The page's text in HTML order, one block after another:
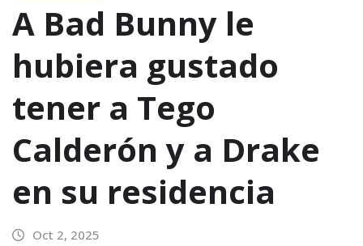
A Bad Bunny le
hubiera gustado
tener a Tego
Calderón y a Drake
en su residencia
Oct 2, 2025